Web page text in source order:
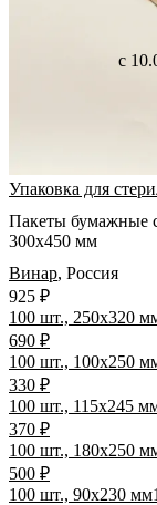
c
Упаковка для
Пакеты бумажные
300х450 мм
Винар, Россия
100 шт., 250х320
690 ₽
100 шт., 100х250
330 ₽
100 шт., 115х245
370 ₽
100 шт., 180х250
500 ₽
100 шт., 90х230 мм
925 ₽